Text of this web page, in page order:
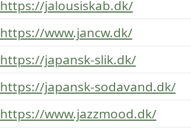
https://jalousiskab.dk/
https://www.jancw.dk/
https://japansk-slik.dk/
https://japansk-sodavand.dk/
https://www.jazzmood.dk/